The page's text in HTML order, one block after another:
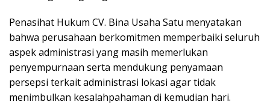
Penasihat Hukum CV. Bina Usaha Satu menyatakan
bahwa perusahaan berkomitmen memperbaiki seluruh
aspek administrasi yang masih memerlukan
penyempurnaan serta mendukung penyamaan
persepsi terkait administrasi lokasi agar tidak
menimbulkan kesalahpahaman di kemudian hari.